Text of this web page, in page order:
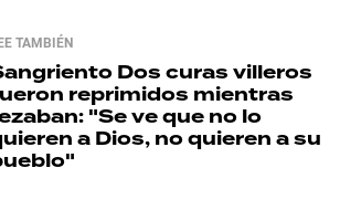
TAMBIÉN
Dos curas villeros
reprimidos mientras
"Se ve que no lo
a Dios, no quieren a su